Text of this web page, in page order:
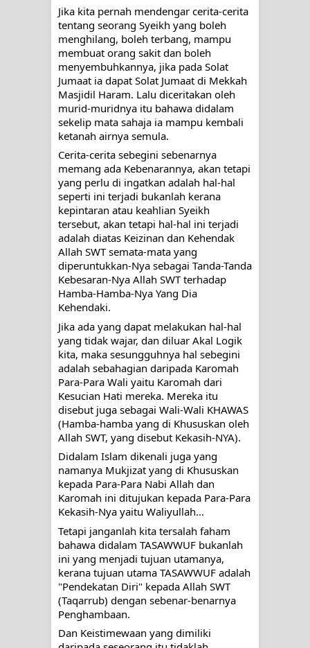
Jika kita pernah mendengar cerita-cerita
tentang seorang Syeikh yang boleh
menghilang, boleh terbang, mampu
membuat orang sakit dan boleh
menyembuhkannya, jika pada Solat
Jumaat ia dapat Solat Jumaat di Mekkah
Masjidil Haram. Lalu diceritakan oleh
murid-muridnya itu bahawa didalam
sekelip mata sahaja ia mampu kembali
ketanah airnya semula.
Cerita-cerita sebegini sebenarnya
memang ada Kebenarannya, akan tetapi
yang perlu di ingatkan adalah hal-hal
seperti ini terjadi bukanlah kerana
kepintaran atau keahlian Syeikh
tersebut, akan tetapi hal-hal ini terjadi
adalah diatas Keizinan dan Kehendak
Allah SWT semata-mata yang
diperuntukkan-Nya sebagai Tanda-Tanda
Kebesaran-Nya Allah SWT terhadap
Hamba-Hamba-Nya Yang Dia
Kehendaki.
Jika ada yang dapat melakukan hal-hal
yang tidak wajar, dan diluar Akal Logik
kita, maka sesungguhnya hal sebegini
adalah sebahagian daripada Karomah
Para-Para Wali yaitu Karomah dari
Kesucian Hati mereka. Mereka itu
disebut juga sebagai Wali-Wali KHAWAS
(Hamba-hamba yang di Khususkan oleh
Allah SWT, yang disebut Kekasih-NYA).
Didalam Islam dikenali juga yang
namanya Mukjizat yang di Khususkan
kepada Para-Para Nabi Allah dan
Karomah ini ditujukan kepada Para-Para
Kekasih-Nya yaitu Waliyullah...
Tetapi janganlah kita tersalah faham
bahawa didalam TASAWWUF bukanlah
ini yang menjadi tujuan utamanya,
kerana tujuan utama TASAWWUF adalah
"Pendekatan Diri" kepada Allah SWT
(Taqarrub) dengan sebenar-benarnya
Penghambaan.
Dan Keistimewaan yang dimiliki